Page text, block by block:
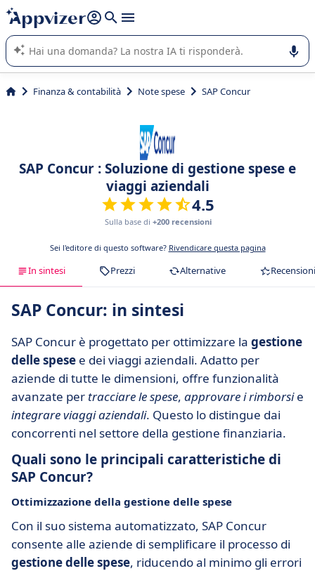
righe con
shift + enter
L'IA di Appvizer vi guida nell'utilizzo o nella scelta di un
software SaaS per la vostra azienda.
Finanza & contabilità Note spese SAP Concur
SAP Concur : Soluzione di gestione spese e
viaggi aziendali
4.5
Sulla base di +200 recensioni
Sei l'editore di questo software? Rivendicare questa pagina
In sintesi Prezzi Alternative Recensioni
SAP Concur: in sintesi
SAP Concur è progettato per ottimizzare la gestione
delle spese e dei viaggi aziendali. Adatto per
aziende di tutte le dimensioni, offre funzionalità
avanzate per tracciare le spese, approvare i rimborsie
integrare viaggi aziendali. Questo lo distingue dai
concorrenti nel settore della gestione finanziaria.
Quali sono le principali caratteristiche di
SAP Concur?
Ottimizzazione della gestione delle spese
Con il suo sistema automatizzato, SAP Concur
consente alle aziende di semplificare il processo di
gestione delle spese, riducendo al minimo gli errori